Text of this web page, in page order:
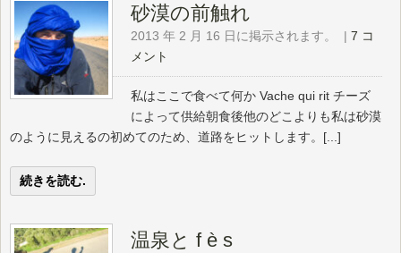
砂漠の前触れ
2013 年 2 月 16 日に掲示されます。 | 7 コ
メント
私はここで食べて何か Vache qui rit チーズ
によって供給朝食後他のどこよりも私は砂漠
のように見えるの初めてのため、道路をヒットします。[...]
続きを読む.
温泉と f è s